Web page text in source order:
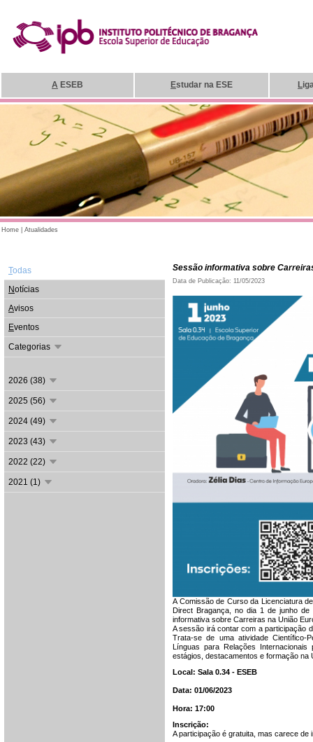
A ESEB Estudar na ESE L
Home Atualidades
Todas
Notícias
Avisos
Eventos
Categorias
2026 (38)
2025 (56)
2024 (49)
2023 (43)
2022 (22)
2021 (1)
Sessão informativa sobre
Data de Publicação: 11/05/2023
A Comissão de Curso da Licenciatura
Direct Bragança, no dia 1 de junho
informativa sobre Carreiras na União
A sessão irá contar com a participação
Trata-se de uma atividade Científico-
Línguas para Relações
estágios, destacamentos e formação
Local: Sala 0.34 - ESEB
Data: 01/06/2023
Hora: 17:00
Inscrição:
A participação é gratuita, mas carece